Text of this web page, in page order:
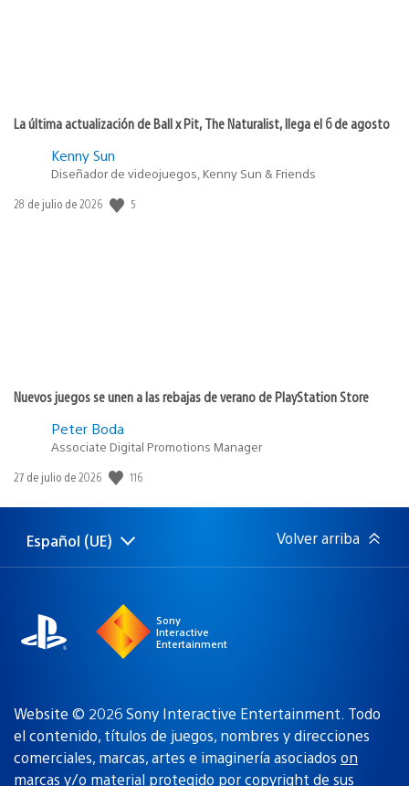
La última actualización de Ball x Pit, The Naturalist, llega el 6 de agosto
Kenny Sun
Diseñador de videojuegos, Kenny Sun & Friends
Fecha
28 de julio de 2026 5
Nuevos juegos se unen a las rebajas de verano de PlayStation Store
Peter Boda
Associate Digital Promotions Manager
Fecha
publicación:
27 de julio de 2026 116
Selecciona
una
Región
actual:
Español (UE) Volver arriba
Sony
Interactive
Entertainment
Website © 2026 Sony Interactive Entertainment. Todo
el contenido, títulos de juegos, nombres y direcciones
comerciales, marcas, artes e imaginería asociados on
marcas y/o material protegido por copyright de sus